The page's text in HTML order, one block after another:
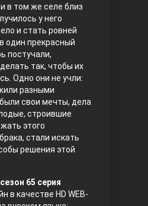
в том же селе близ
у него
и стать ровней
один прекрасный
постучали,
так, чтобы их
Одно они не учли:
разными
свои мечты, дела
строившие
этого
стали искать
решения этой
65 серия
в качестве HD WEB-